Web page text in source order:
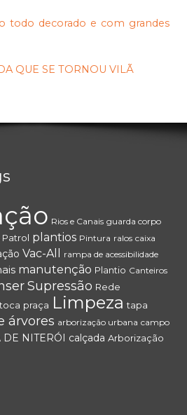
todo decorado e com grandes
QUE SE TORNOU VILÃ
Rios e Canais guarda corpo
Patrol plantios Pintura ralos caixa
Vac-All rampa de acessibilidade
manutenção Plantio Canteiros
Supressão Rede
praça Limpeza tapa
árvores arborização urbana campo
DE NITERÓI calçada Arborização